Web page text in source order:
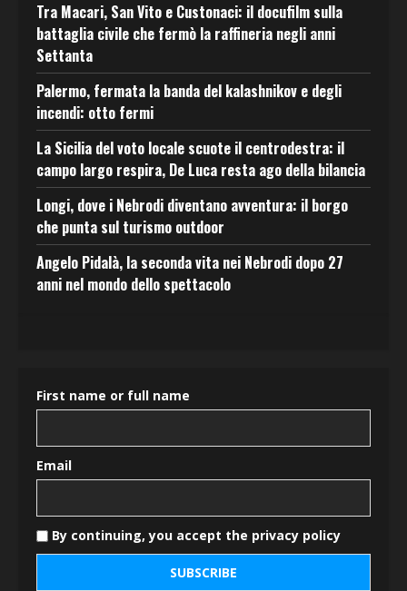
Tra Macari, San Vito e Custonaci: il docufilm sulla
battaglia civile che fermò la raffineria negli anni
Settanta
Palermo, fermata la banda del kalashnikov e degli
incendi: otto fermi
La Sicilia del voto locale scuote il centrodestra: il
campo largo respira, De Luca resta ago della bilancia
Longi, dove i Nebrodi diventano avventura: il borgo
che punta sul turismo outdoor
Angelo Pidalà, la seconda vita nei Nebrodi dopo 27
anni nel mondo dello spettacolo
First name or full name
Email
By continuing, you accept the privacy policy